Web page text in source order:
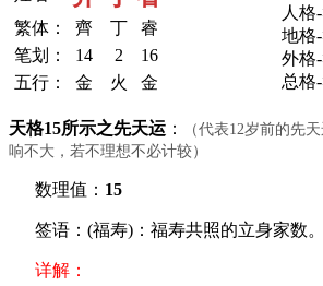
繁体： 齊 丁
睿
笔划：
14 2
16
五行：
金 火 金
人格
地格
外格
总格
天格15所示之先天运 ：
（代表12岁前的先
响不大，若不理想不必计较）
数理值： 15
签语：(福寿)：福寿共照的立身家数
详解：